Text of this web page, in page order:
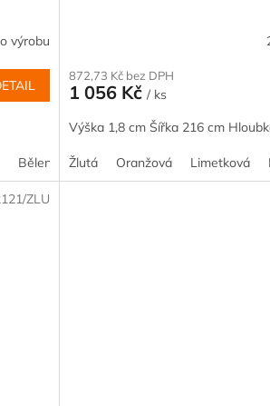
výrobu
Bělený smrk Akácie Kalvados
872,73 Kč bez DPH
1 056 Kč/ ks
Výška 1,8 cm Šířka 216 cm
Žlutá Oranžová Limetková
ZLU